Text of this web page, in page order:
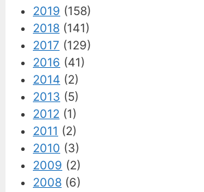
2019 (158)
2018 (141)
2017 (129)
2016 (41)
2014 (2)
2013 (5)
2012 (1)
2011 (2)
2010 (3)
2009 (2)
2008 (6)